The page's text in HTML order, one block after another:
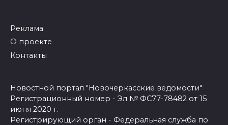
Реклама
О проекте
Контакты
Новостной портал "Новочеркасские ведомости"
Регистрационный номер - Эл № ФС77-78482 от 15
июня 2020 г.
Регистрирующий орган - Федеральная служба по